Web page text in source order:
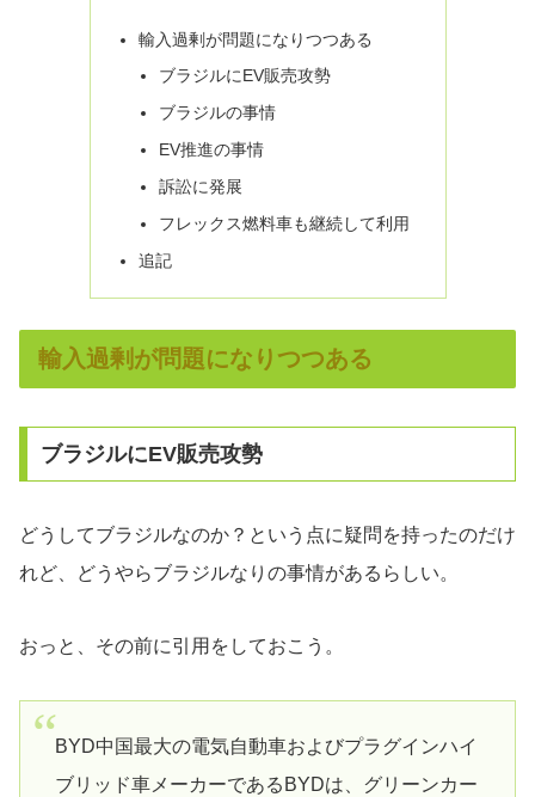
輸入過剰が問題になりつつある
ブラジルにEV販売攻勢
ブラジルの事情
EV推進の事情
訴訟に発展
フレックス燃料車も継続して利用
追記
輸入過剰が問題になりつつある
ブラジルにEV販売攻勢
どうしてブラジルなのか？という点に疑問を持ったのだけ
れど、どうやらブラジルなりの事情があるらしい。
おっと、その前に引用をしておこう。
BYD中国最大の電気自動車およびプラグインハイ
ブリッド車メーカーであるBYDは、グリーンカー